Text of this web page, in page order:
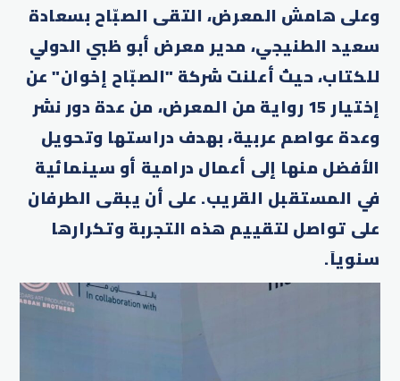
وعلى هامش المعرض، التقى الصبّاح بسعادة
سعيد الطنيجي، مدير معرض أبو ظبي الدولي
للكتاب، حيث أعلنت شركة "الصبّاح إخوان" عن
إختيار 15 رواية من المعرض، من عدة دور نشر
وعدة عواصم عربية، بهدف دراستها وتحويل
الأفضل منها إلى أعمال درامية أو سينمائية
في المستقبل القريب. على أن يبقى الطرفان
على تواصل لتقييم هذه التجربة وتكرارها
سنوياَ.